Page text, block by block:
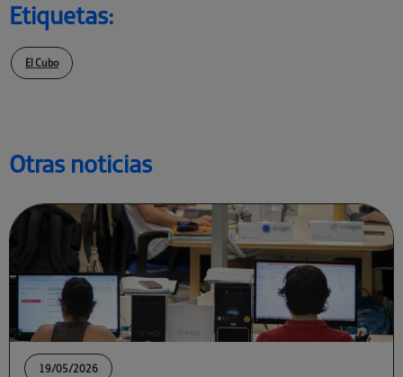
Otras noticias
19/05/2026
Etiquetas:
El Cubo